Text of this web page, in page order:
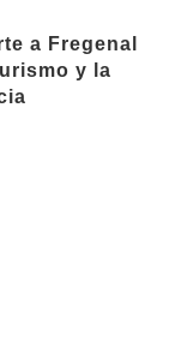
a Fregenal
y la